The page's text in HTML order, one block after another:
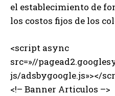
el establecimiento de
los costos fijos de los
<script async
src=»//
js/adsbygoogle.js»></
<!– Banner Articulos –>